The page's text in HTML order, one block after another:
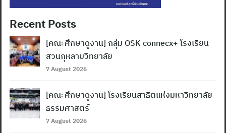
Recent Posts
[คณะศึกษาดูงาน] กลุ่ม OSK connecx+ โรงเรียน
สวนกุหลาบวิทยาลัย
7 August 2026
[คณะศึกษาดูงาน] โรงเรียนสาธิตแห่งมหาวิทยาลัย
ธรรมศาสตร์
7 August 2026